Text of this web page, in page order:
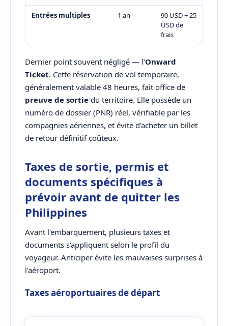
Entrées multiples 1 an
90 USD + 25
USD de
frais
Dernier point souvent négligé — l'Onward
Ticket. Cette réservation de vol temporaire,
généralement valable 48 heures, fait office de
preuve de sortie du territoire. Elle possède un
numéro de dossier (PNR) réel, vérifiable par les
compagnies aériennes, et évite d'acheter un billet
de retour définitif coûteux.
Taxes de sortie, permis et
documents spécifiques à
prévoir avant de quitter les
Philippines
Avant l'embarquement, plusieurs taxes et
documents s'appliquent selon le profil du
voyageur. Anticiper évite les mauvaises surprises à
l'aéroport.
Taxes aéroportuaires de départ